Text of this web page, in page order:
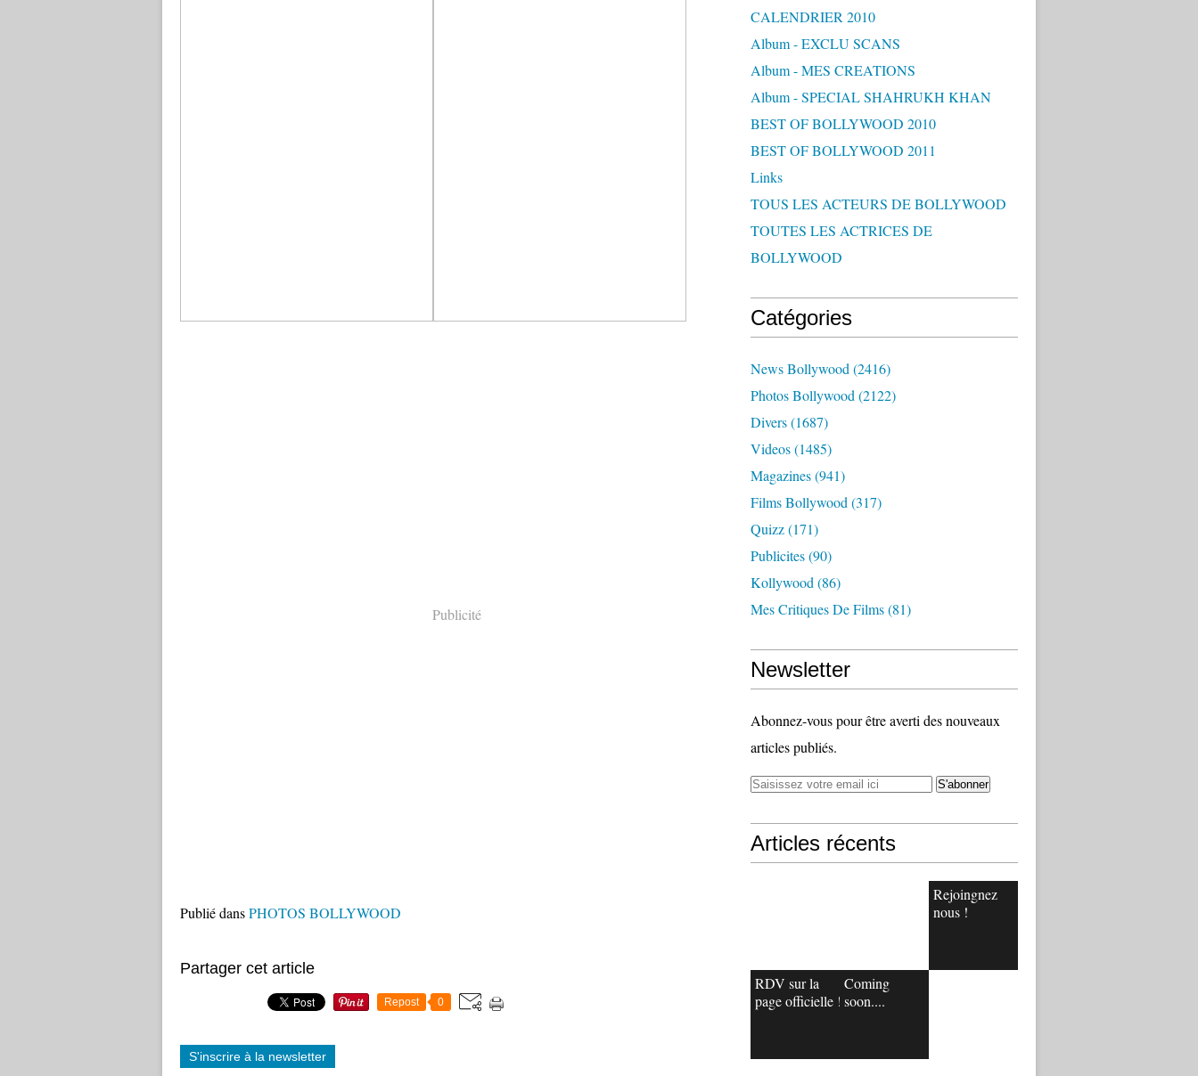
Publicité
Publié dansPHOTOS BOLLYWOOD
Partager cet article
Repost 0
S'inscrire à la newsletter
CALENDRIER 2010
Album - EXCLU SCANS
Album - MES CREATIONS
Album - SPECIAL SHAHRUKH KHAN
BEST OF BOLLYWOOD 2010
BEST OF BOLLYWOOD 2011
Links
TOUS LES ACTEURS DE BOLLYWOOD
TOUTES LES ACTRICES DE
BOLLYWOOD
Catégories
News Bollywood (2416)
Photos Bollywood (2122)
Divers(1687)
Videos(1485)
Magazines(941)
Films Bollywood (317)
Quizz(171)
Publicites(90)
Kollywood (86)
Mes Critiques De Films(81)
Newsletter
Abonnez-vous pour être averti des nouveaux
articles publiés.
Articles récents
Rejoingnez
nous !
RDV sur la
page officielle !
Coming
soon....